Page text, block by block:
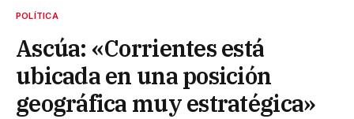
POLÍTICA
Ascúa: «Corrientes está
ubicada en una posición
geográfica muy estratégica»